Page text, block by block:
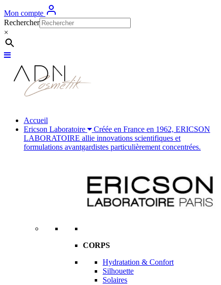
Mon compte
Rechercher
×
Accueil
Ericson Laboratoire
Créée en France en 1962, ERICSON
LABORATOIRE allie innovations scientifiques et
formulations avantgardistes particulièrement concentrées.
CORPS
Hydratation & Confort
Silhouette
Solaires